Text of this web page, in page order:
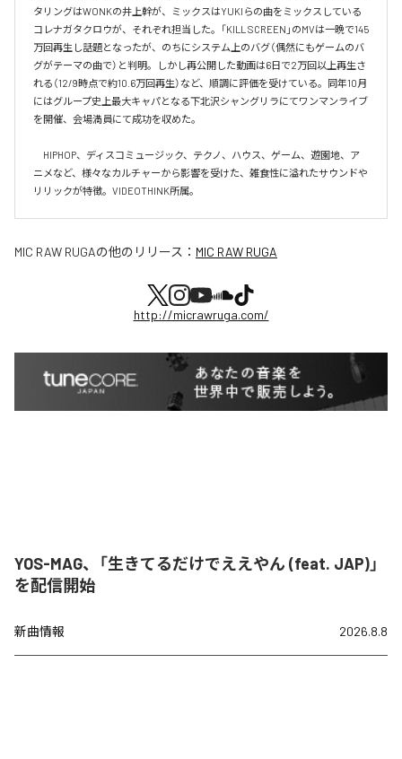
タリングはWONKの井上幹が、ミックスはYUKIらの曲をミックスしている
コレナガタクロウが、それぞれ担当した。「KILL SCREEN」のMVは一晩で145
万回再生し話題となったが、のちにシステム上のバグ（偶然にもゲームのバ
グがテーマの曲で）と判明。しかし再公開した動画は6日で2万回以上再生さ
れる（12/9時点で約10.6万回再生）など、順調に評価を受けている。同年10月
にはグループ史上最大キャパとなる下北沢シャングリラにてワンマンライブ
を開催、会場満員にて成功を収めた。
HIPHOP、ディスコミュージック、テクノ、ハウス、ゲーム、遊園地、ア
ニメなど、様々なカルチャーから影響を受けた、雑食性に溢れたサウンドや
リリックが特徴。VIDEOTHINK所属。
MIC RAW RUGAの他のリリース： MIC RAW RUGA
http://micrawruga.com/
YOS-MAG、「生きてるだけでええやん (feat. JAP)」
を配信開始
新曲情報 2026.8.8